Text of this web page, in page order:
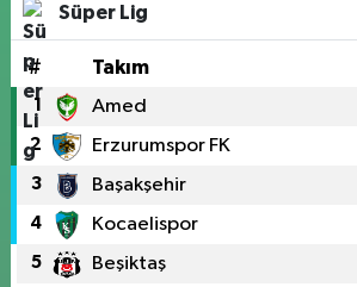
Süper Lig
# Takım
1 Amed
2 Erzurumspor FK
3 Başakşehir
4 Kocaelispor
5 Beşiktaş